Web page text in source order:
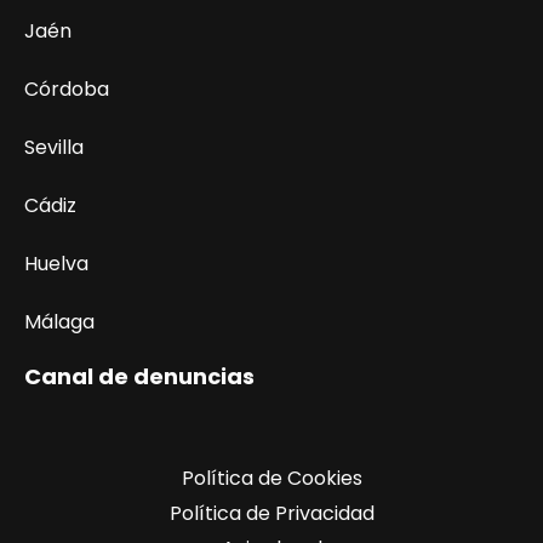
Jaén
Córdoba
Sevilla
Cádiz
Huelva
Málaga
Canal de denuncias
Política de Cookies
Política de Privacidad